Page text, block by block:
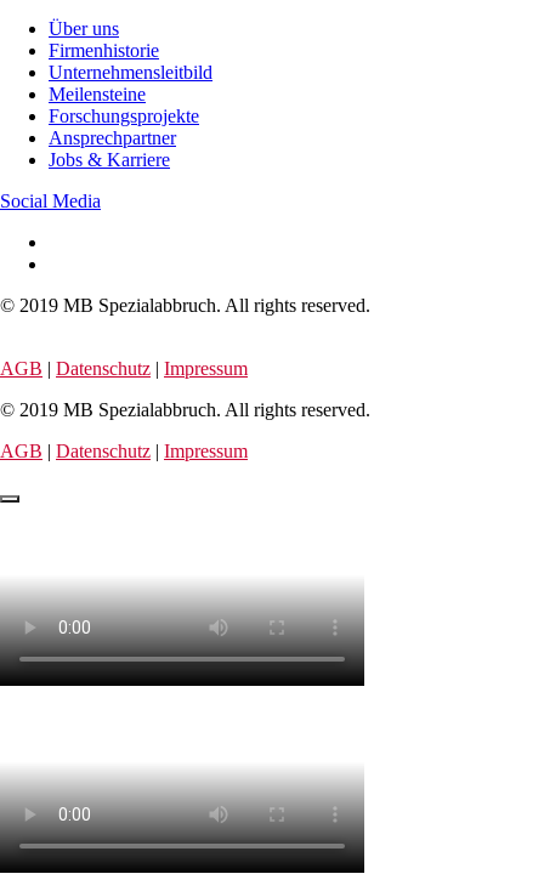
Über uns
Firmenhistorie
Unternehmensleitbild
Meilensteine
Forschungsprojekte
Ansprechpartner
Jobs & Karriere
Social Media
© 2019 MB Spezialabbruch. All rights reserved.
AGB | Datenschutz | Impressum
© 2019 MB Spezialabbruch. All rights reserved.
AGB | Datenschutz | Impressum